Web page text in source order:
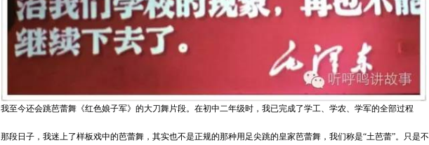
我至今还会跳芭蕾舞《红色娘子军》的大刀舞片段。在初中二年级时，我已完成了学工、学农、学军的全部过程
那段日子，我迷上了样板戏中的芭蕾舞，其实也不是正规的那种用足尖跳的皇家芭蕾舞，我们称是“土芭蕾”。只是不